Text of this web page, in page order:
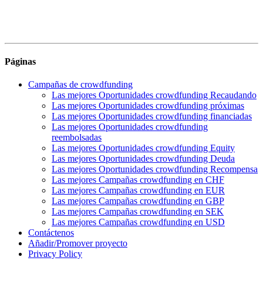
Páginas
Campañas de crowdfunding
Las mejores Oportunidades crowdfunding Recaudando
Las mejores Oportunidades crowdfunding próximas
Las mejores Oportunidades crowdfunding financiadas
Las mejores Oportunidades crowdfunding
reembolsadas
Las mejores Oportunidades crowdfunding Equity
Las mejores Oportunidades crowdfunding Deuda
Las mejores Oportunidades crowdfunding Recompensa
Las mejores Campañas crowdfunding en CHF
Las mejores Campañas crowdfunding en EUR
Las mejores Campañas crowdfunding en GBP
Las mejores Campañas crowdfunding en SEK
Las mejores Campañas crowdfunding en USD
Contáctenos
Añadir/Promover proyecto
Privacy Policy